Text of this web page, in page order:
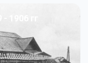
1906 гг